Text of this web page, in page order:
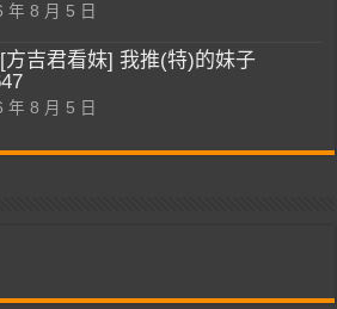
年 8 月 5 日
方吉君看妹] 我推(特)的妹子
年 8 月 5 日